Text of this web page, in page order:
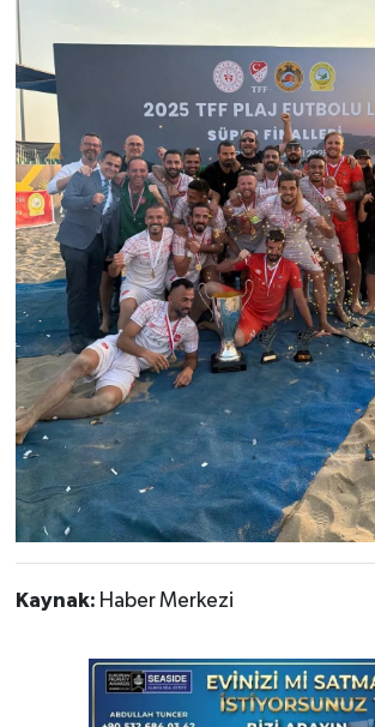
Kaynak: Haber Merkezi